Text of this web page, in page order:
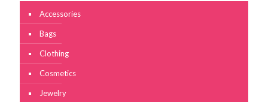
Accessories
Bags
Clothing
Cosmetics
Jewelry